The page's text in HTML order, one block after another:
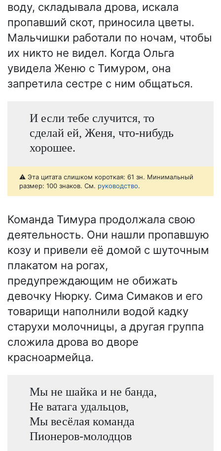
воду, складывала дрова, искала
пропавший скот, приносила цветы.
Мальчишки работали по ночам, чтобы
их никто не видел. Когда Ольга
увидела Женю с Тимуром, она
запретила сестре с ним общаться.
И если тебе случится, то
сделай ей, Женя, что-нибудь
хорошее.
⚠️ Эта цитата слишком короткая: 61 зн. Минимальный
размер: 100 знаков. См. руководство.
Команда Тимура продолжала свою
деятельность. Они нашли пропавшую
козу и привели её домой с шуточным
плакатом на рогах,
предупреждающим не обижать
девочку Нюрку. Сима Симаков и его
товарищи наполнили водой кадку
старухи молочницы, а другая группа
сложила дрова во дворе
красноармейца.
Мы не шайка и не банда,
Не ватага удальцов,
Мы весёлая команда
Пионеров-молодцов